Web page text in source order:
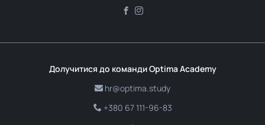
Долучитися до команди Optima Academy
hr@optima.study
+380 67 111-96-83